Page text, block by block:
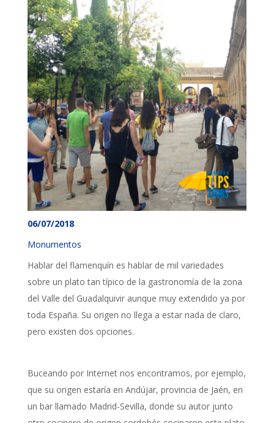
06/07/2018
Monumentos
Hablar del flamenquín es hablar de mil variedades
sobre un plato tan típico de la gastronomía de la zona
del Valle del Guadalquivir aunque muy extendido ya por
toda España. Su origen no llega a estar nada de claro,
pero existen dos opciones.
Buceando por Internet nos encontramos, por ejemplo,
que su origen estaría en Andújar, provincia de Jaén, en
un bar llamado Madrid-Sevilla, donde su autor junto